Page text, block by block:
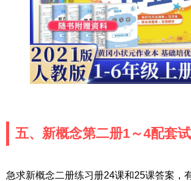
五、新概念第二册1～4配套
急求新概念二册练习册24课和25课答案，